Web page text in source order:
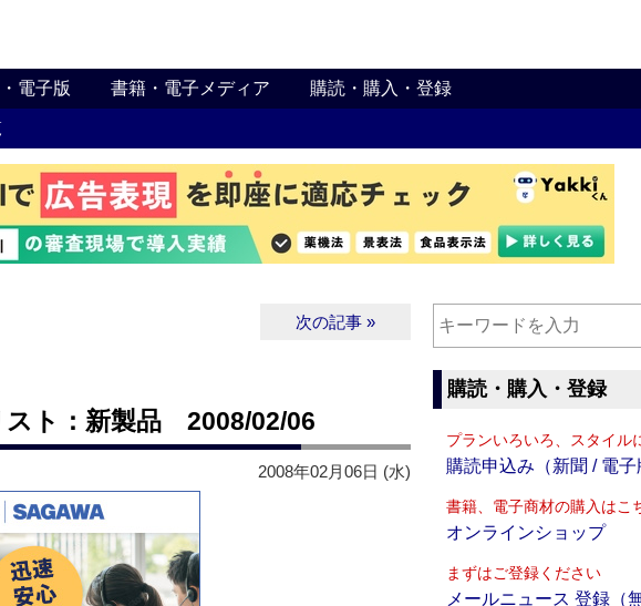
電子版 書籍・電子メディア 購読・購入・登録
次の記事 »
スト：新製品 2008/02/06
2008年02月06日 (水)
購読・購入・登録
プランいろいろ、スタイル
購読申込み（新聞 / 電子
書籍、電子商材の購入はこ
オンラインショップ
まずはご登録ください
メールニュース 登録（